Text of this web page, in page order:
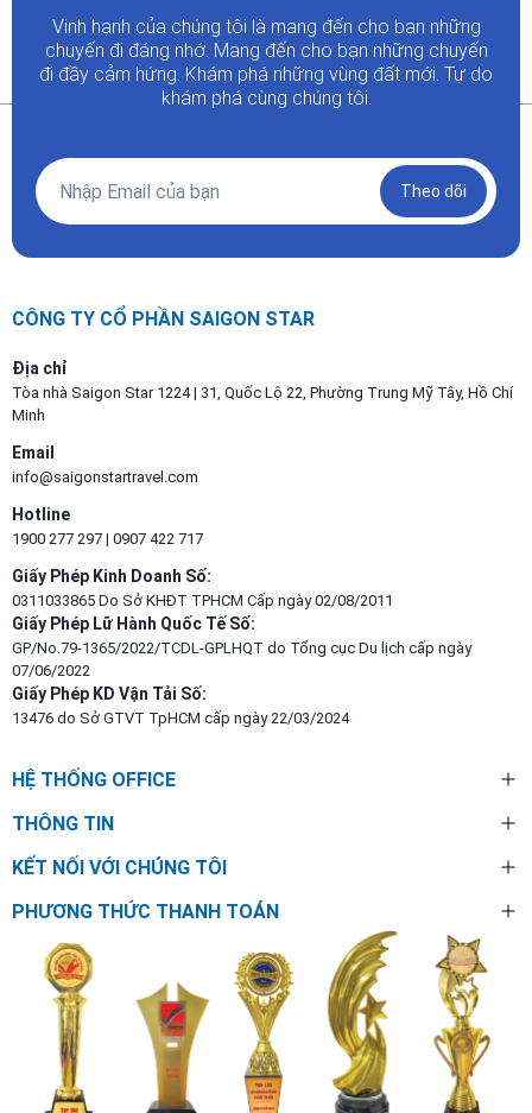
Vinh hạnh của chúng tôi là mang đến cho bạn những
chuyến đi đáng nhớ. Mang đến cho bạn những chuyến
đi đầy cảm hứng. Khám phá những vùng đất mới. Tự do
khám phá cùng chúng tôi.
Theo dõi
CÔNG TY CỔ PHẦN SAIGON STAR
Địa chỉ
Tòa nhà Saigon Star 1224 | 31, Quốc Lộ 22, Phường Trung Mỹ Tây, Hồ Chí
Minh
Email
info@saigonstartravel.com
Hotline
1900 277 297 | 0907 422 717
Giấy Phép Kinh Doanh Số:
0311033865 Do Sở KHĐT TPHCM Cấp ngày 02/08/2011
Giấy Phép Lữ Hành Quốc Tế Số:
GP/No.79-1365/2022/TCDL-GPLHQT do Tổng cục Du lịch cấp ngày
07/06/2022
Giấy Phép KD Vận Tải Số:
13476 do Sở GTVT TpHCM cấp ngày 22/03/2024
HỆ THỐNG OFFICE
THÔNG TIN
KẾT NỐI VỚI CHÚNG TÔI
PHƯƠNG THỨC THANH TOÁN